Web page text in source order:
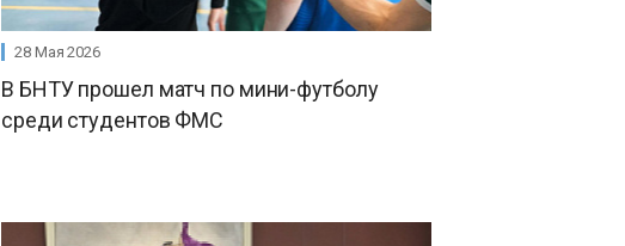
28 Мая 2026
В БНТУ прошел матч по мини-футболу
среди студентов ФМС